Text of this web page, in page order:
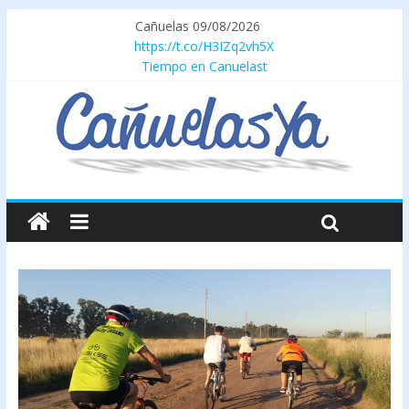
Cañuelas 09/08/2026
https://t.co/H3IZq2vh5X
Tiempo en Canuelast